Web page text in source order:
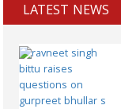
LATEST NEWS